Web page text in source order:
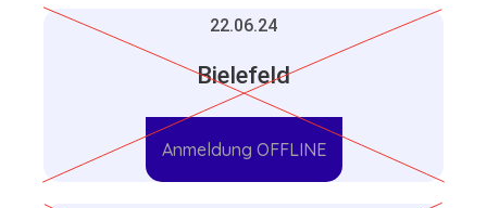
22.06.24
Bielefeld
Anmeldung OFFLINE